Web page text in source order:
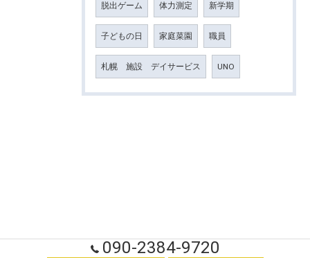
脱出ゲーム 体力測定 新学期
子どもの日 家庭菜園 職員
札幌 施設 デイサービス UNO
090-2384-9720